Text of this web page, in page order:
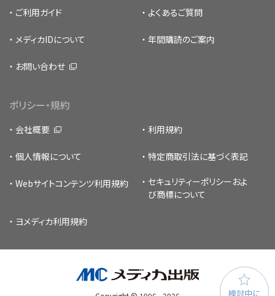
検討中に
ご利用ガイド よくあるご質問
メディカIDについて 年間購読のご案内
お問い合わせ
ポリシー・規約
会社概要 利用規約
個人情報について 特定商取引法に基づく表記
Webサイトコンテンツ利用規約 セキュリティーポリシー およ
び商標について
ヨメディカ利用規約